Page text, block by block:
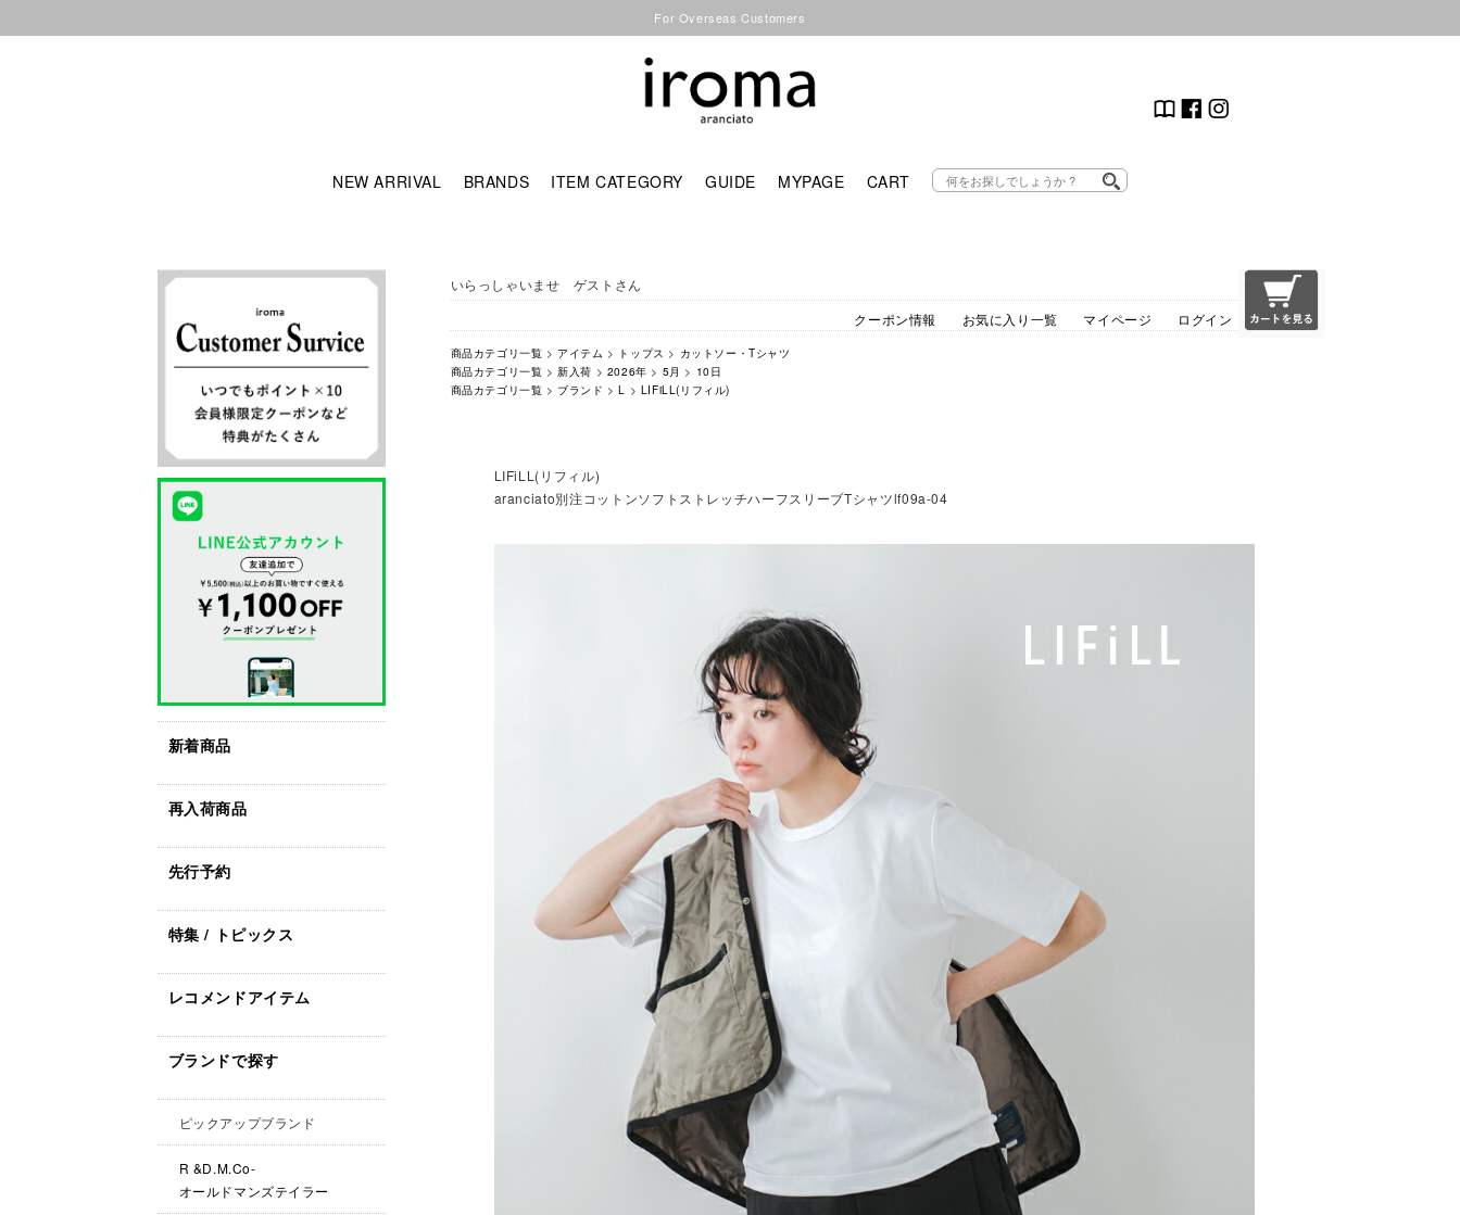
For Overseas Customers
NEW ARRIVAL BRANDS ITEM CATEGORY GUIDE MYPAGE CART
新着商品
再入荷商品
先行予約
特集 / トピックス
レコメンドアイテム
ブランドで探す
ピックアップブランド
R &D.M.Co-
オールドマンズテイラー
いらっしゃいませ ゲストさん
クーポン情報
お気に入り一覧 マイページ ログイン
商品カテゴリ一覧 > アイテム > トップス > カットソー・Tシャツ
商品カテゴリ一覧 >新入荷 > 2026年 > 5月 > 10日
商品カテゴリ一覧 > ブランド >L > LIFiLL(リフィル)
LIFiLL(リフィル)
aranciato別注コットンソフトストレッチハーフスリーブTシャツlf09a-04